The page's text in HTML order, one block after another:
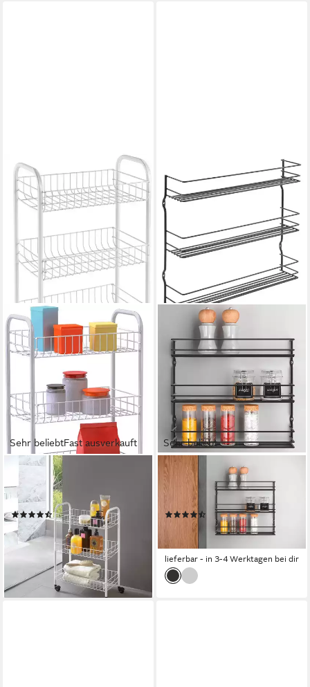
Sehr beliebtFast ausverkauft
METALTEX
Rollwagen Siena, (1 St), 3
Etagen, 4 Lenkrollen
(35)
ab 19,98 € UVP23,99 €
-17%
lieferbar - in 3-4 Werktagen bei dir
Sehr beliebt
METALTEX
Gewürzregal, 1-tlg., Industrial
Look
(87)
ab 14,38 € UVP19,49 €
-26%
lieferbar - in 3-4 Werktagen bei dir